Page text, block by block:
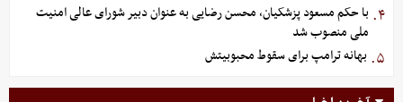
۴. با حکم مسعود پزشکیان، محسن رضایی به عنوان دبیر شورای عالی امنیت
ملی منصوب شد
۵. بهانه ترامپ برای سقوط محبوبیتش